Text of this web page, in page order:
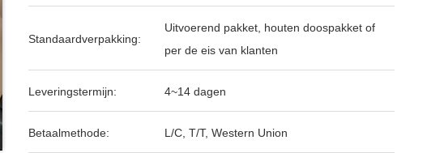
Standaardverpakking:
Uitvoerend pakket, houten doospakket of
per de eis van klanten
Leveringstermijn: 4~14 dagen
Betaalmethode: L/C, T/T, Western Union